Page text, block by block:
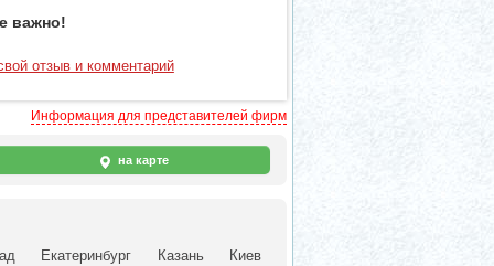
важно!
отзыв и комментарий
Информация для представителей фирм
на карте
Екатеринбург Казань
Киев